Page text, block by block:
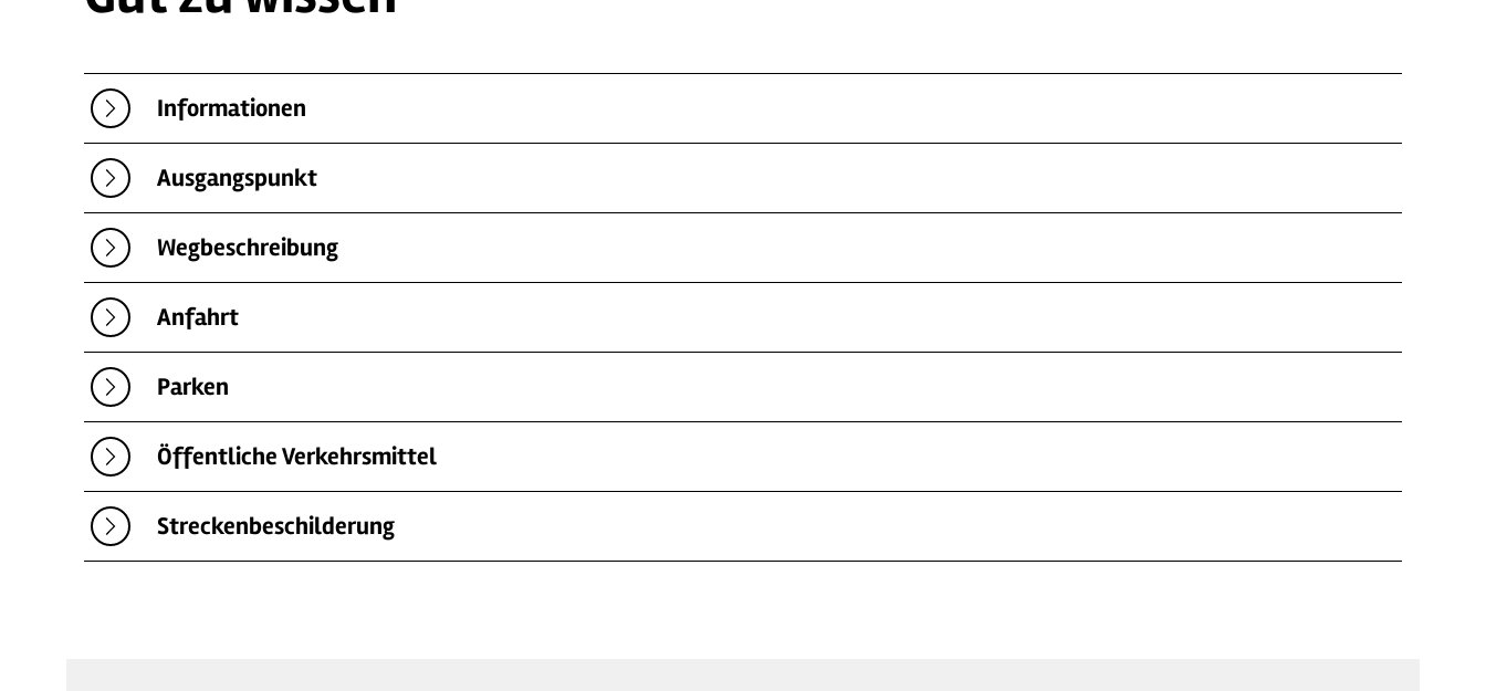
Informationen
Ausgangspunkt
Wegbeschreibung
Anfahrt
Parken
Öffentliche Verkehrsmittel
Streckenbeschilderung